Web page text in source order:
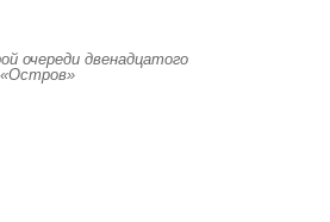
очереди двенадцатого